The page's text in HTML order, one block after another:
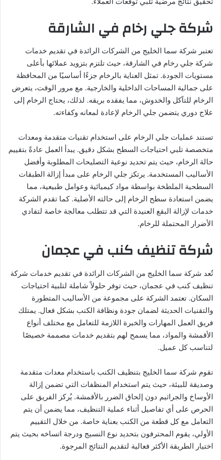
شركة جلي رخام في الشارقة
تعتبر شركة سما الخليج من الشركات الرائدة في تقديم خدمات
شركة جلي رخام في الشارقة، حيث تلتزم بتزويد عملائها بأعلى
مستويات الجودة. تمثل العناية بالرخام جزءًا أساسيًا من المحافظة
على جمالية المساحات الداخلية والخارجية. مع مرور الوقت، يتعرض
الرخام للتآكل والخدوش، مما يفقده بريقه. لذلك، يحتاج الرخام إلى
علاج دوري يتضمن جلي الرخام لإعادة لمعانه وكفاءته.
تستند عمليات جلي الرخام على استخدام تقنيات متقدمة ومعدات
متخصصة تلبي احتياجات السطح بشكل دقيق. يبدأ العمل عادةً بتقييم
حالة الرخام، حيث يتم تحديد نوعية التصليحات المطلوبة وأفضل
الأساليب المستخدمة. يرتكز جلي الرخام على مبدأ إزالة الطبقات
السطحية الملطخة بواسطة مواد كيميائية وعوامل طبيعية، مما
يضمن استعادة سطح الرخام إلى حالته الأصلية. كما تقدم الشركة
خدمات لإزالة البقع العنيدة التي قد تتطلب معالجة خاصة لتفادي
الأضرار المحتملة للرخام.
شركة تنظيف كنب في عجمان
تُعد شركة سما الخليج من الشركات الرائدة في تقديم خدمات شركة
تنظيف كنب في عجمان، حيث توفر حلولاً شاملة لتلبية احتياجات
السكان. تعتمد الشركة على مجموعة من الأساليب المتطورة
والتقنيات الحديثة لضمان جودة ونظافة الكنب بشكل فعال. يمتلك
فريق العمل المهارات والخبرة اللازمة للتعامل مع مختلف أنواع
الأقمشة والمواد، مما يسمح لهم بتقديم خدمات مصممة خصيصًا
لتناسب كل عميل.
تقوم شركة سما الخليج بتنظيف الكنب باستخدام معدات متقدمة
وصديقة للبيئة، حيث يتم استخدام المنظفات التي تضمن إزالة
الأوساخ والجراثيم دون إلحاق الضرر بالأقمشة. يُركز الفريق على
الحرص على أي تفاصيل أثناء عملية التنظيف، مما يضمن أن يتم
التعامل مع كل قطعة من الكنب بعناية خاصة. من خلال التقييم
الأولي، يقوم المحترفون بتحديد نوع النسيج ودرجة اتساخه بحيث يتم
اختيار الطريقة الأكثر فعالية لتقديم النتائج المرجوة.